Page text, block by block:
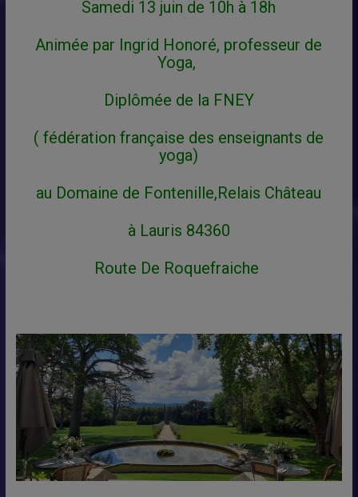
Samedi 13 juin de 10h à 18h
Animée par Ingrid Honoré, professeur de
Yoga,
Diplômée de la FNEY
( fédération française des enseignants de
yoga)
au Domaine de Fontenille,Relais Château
à Lauris 84360
Route De Roquefraiche